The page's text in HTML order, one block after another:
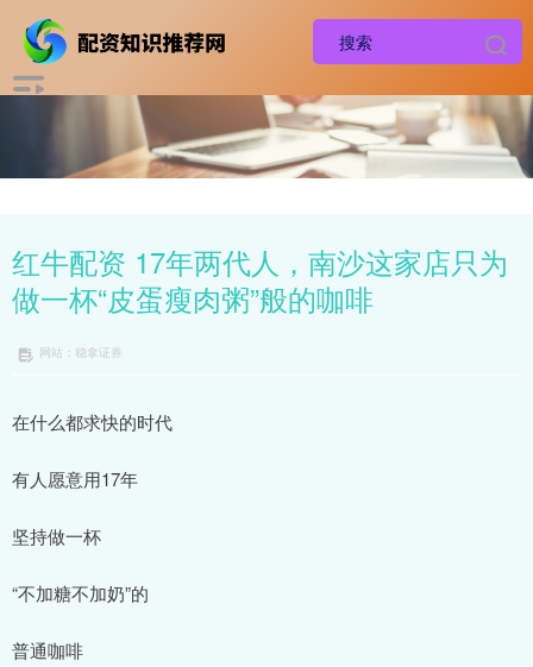
红牛配资 17年两代人，南沙这家店只为
做一杯“皮蛋瘦肉粥”般的咖啡
网站：稳拿证券
在什么都求快的时代
有人愿意用17年
坚持做一杯
“不加糖不加奶”的
普通咖啡